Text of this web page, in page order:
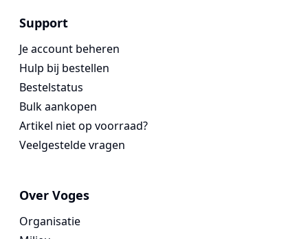
Support
Je account beheren
Hulp bij bestellen
Bestelstatus
Bulk aankopen
Artikel niet op voorraad?
Veelgestelde vragen
Over Voges
Organisatie